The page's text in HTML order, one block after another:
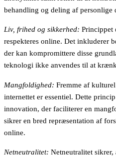
behandling og deling af personlige
Liv, frihed og sikkerhed: Princippet
respekteres online. Det inkluderer
der kan kompromittere disse
teknologi ikke anvendes til at
Mangfoldighed: Fremme af
internettet er essentiel. Dette
innovation, der faciliterer en
sikrer en bred repræsentation af
online.
Netneutralitet: Netneutralitet sikrer,